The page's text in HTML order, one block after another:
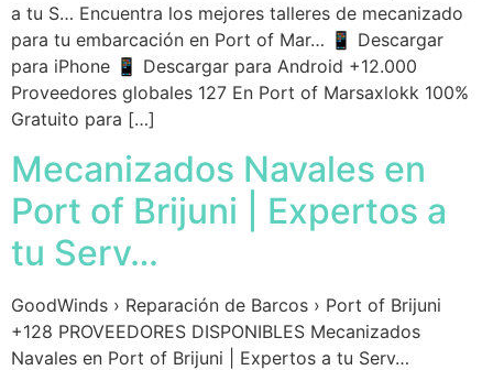
a tu S… Encuentra los mejores talleres de mecanizado
para tu embarcación en Port of Mar… 📱 Descargar
para iPhone 📱 Descargar para Android +12.000
Proveedores globales 127 En Port of Marsaxlokk 100%
Gratuito para […]
Mecanizados Navales en
Port of Brijuni | Expertos a
tu Serv…
GoodWinds › Reparación de Barcos › Port of Brijuni
+128 PROVEEDORES DISPONIBLES Mecanizados
Navales en Port of Brijuni | Expertos a tu Serv…